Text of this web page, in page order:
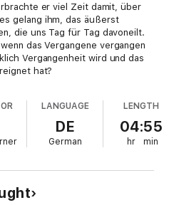
er viel Zeit damit, über
gelang ihm, das äußerst
die uns Tag für Tag davoneilt.
das Vergangene vergangen
Vergangenheit wird und das
hat?
LANGUAGE
DE
German
LENGTH
04:55
hr min